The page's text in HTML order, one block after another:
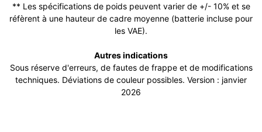
** Les spécifications de poids peuvent varier de +/- 10% et se
réfèrent à une hauteur de cadre moyenne (batterie incluse pour
les VAE).
Autres indications
Sous réserve d'erreurs, de fautes de frappe et de modifications
techniques. Déviations de couleur possibles. Version : janvier
2026